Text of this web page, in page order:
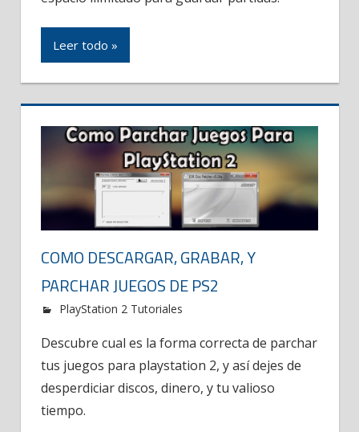
Leer todo »
COMO DESCARGAR, GRABAR, Y
PARCHAR JUEGOS DE PS2
PlayStation 2 Tutoriales
Descubre cual es la forma correcta de parchar
tus juegos para playstation 2, y así dejes de
desperdiciar discos, dinero, y tu valioso
tiempo.